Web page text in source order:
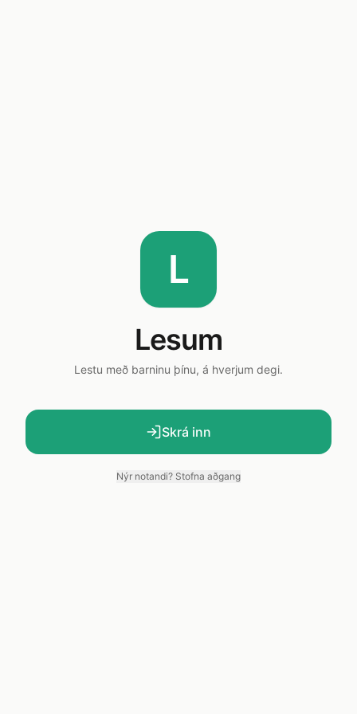
L
Lesum
Lestu með barninu þínu, á hverjum degi.
Skrá inn
Nýr notandi? Stofna aðgang